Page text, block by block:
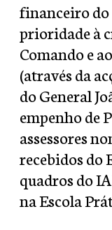
financeiro do
prioridade à
Comando e
(através da
do General
empenho de
assessores
recebidos do
quadros do
na Escola